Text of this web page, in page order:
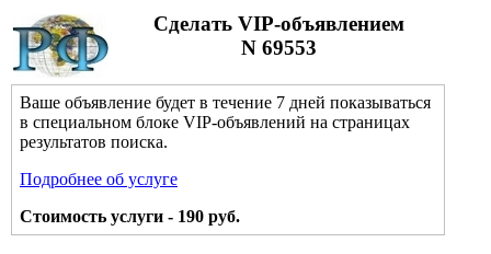
Сделать VIP-объявлением
N 69553
Ваше объявление будет в течение 7 дней показываться
в специальном блоке VIP-объявлений на страницах
результатов поиска.
Подробнее об услуге
Стоимость услуги - 190 руб.